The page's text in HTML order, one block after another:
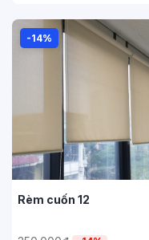
-14%
Rèm cuốn 12